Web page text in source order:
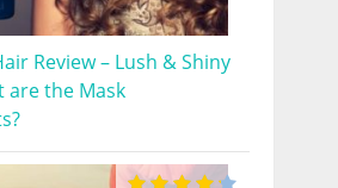
Review – Lush & Shiny
are the Mask